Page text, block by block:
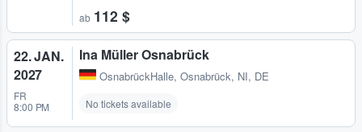
ab 112 $
22. JAN.
2027
FR
8:00 PM
Ina Müller Osnabrück
OsnabrückHalle, Osnabrück, NI, DE
No tickets available